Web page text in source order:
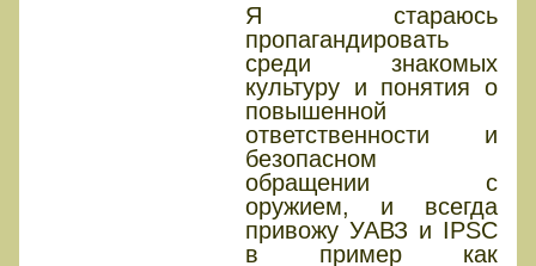
Я стараюсь
пропагандировать
среди знакомых
культуру и понятия о
повышенной
ответственности и
безопасном
обращении с
оружием, и всегда
привожу УАВЗ и IPSC
в пример как